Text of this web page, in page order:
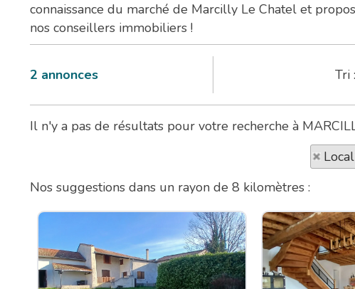
connaissance du marché de Marcilly Le Chatel et
nos conseillers immobiliers !
2 annonces Tri :
Il n'y a pas de résultats pour votre recherche à
Nos suggestions dans un rayon de 8 kilomètres :